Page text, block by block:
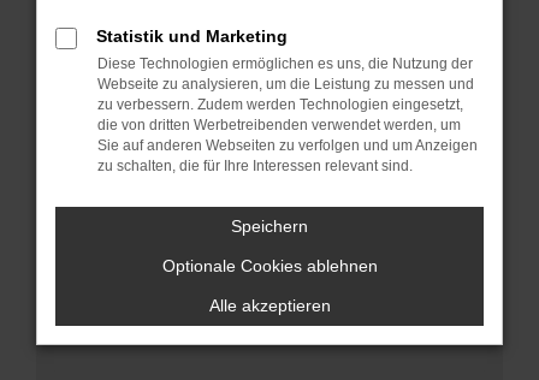
Betriebssystem auf dem neuesten Stand
sind.
Veraltete Software birgt nicht nur ein
Sicherheitsrisiko, sondern kann auch dazu
führen, dass bestimmte Funktionen nicht mehr
unterstützt werden.
Wende dich an den Webseitenbetreiber.
Wenn du alle oben genannten Schritte versucht
hast, kontaktiere uns bitte. Wir werden
versuchen, das Problem zu beheben. Du kannst
uns diesen Text schicken, um uns bei der
Statistik und Marketing
Diese Technologien ermöglichen es uns, die Nutzung der
Webseite zu analysieren, um die Leistung zu messen und
zu verbessern. Zudem werden Technologien eingesetzt,
die von dritten Werbetreibenden verwendet werden, um
Sie auf anderen Webseiten zu verfolgen und um Anzeigen
zu schalten, die für Ihre Interessen relevant sind.
Speichern
Optionale Cookies ablehnen
Alle akzeptieren